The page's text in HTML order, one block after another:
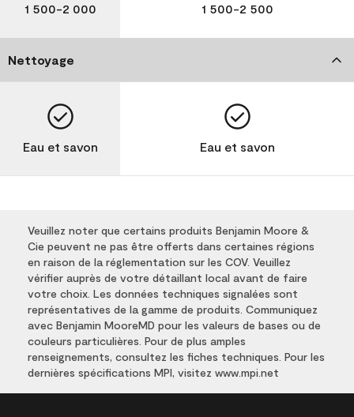
1 500-2 000 1 500-2 500
Nettoyage
Eau et savon Eau et savon
Veuillez noter que certains produits Benjamin Moore &
Cie peuvent ne pas être offerts dans certaines régions
en raison de la réglementation sur les COV. Veuillez
vérifier auprès de votre détaillant local avant de faire
votre choix. Les données techniques signalées sont
représentatives de la gamme de produits. Communiquez
avec Benjamin MooreMD pour les valeurs de bases ou de
couleurs particulières. Pour de plus amples
renseignements, consultez les fiches techniques. Pour les
dernières spécifications MPI, visitez www.mpi.net